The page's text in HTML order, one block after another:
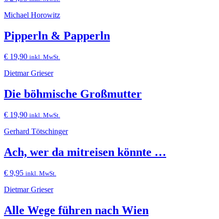
Michael Horowitz
Pipperln & Papperln
€ 19,90 inkl. MwSt.
Dietmar Grieser
Die böhmische Großmutter
€ 19,90 inkl. MwSt.
Gerhard Tötschinger
Ach, wer da mitreisen könnte …
€ 9,95 inkl. MwSt.
Dietmar Grieser
Alle Wege führen nach Wien